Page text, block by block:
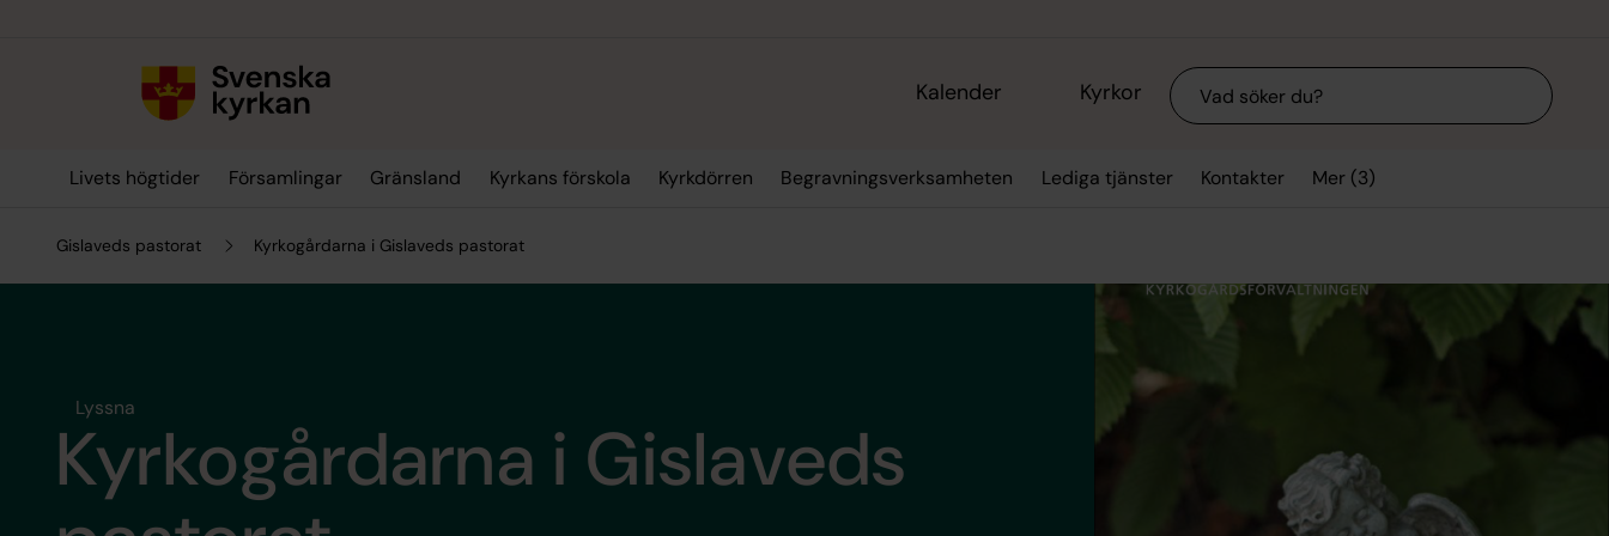
Kalender Kyrkor Sök
Livets högtider Församlingar Gränsland Kyrkans förskola Kyrkdörren Begravningsverksamheten Lediga tjänster Kontakter Mer (3)
Gislaveds pastorat Kyrkogårdarna i Gislaveds pastorat
Lyssna
Kyrkogårdarna i Gislaveds